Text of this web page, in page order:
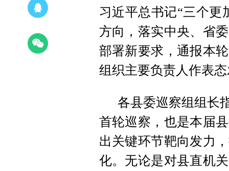
习近平总书记“三个更
方向，落实中央、省
部署新要求，通报本
组织主要负责人作表
各县委巡察组组长
首轮巡察，也是本届
出关键环节靶向发力
化。无论是对县直机